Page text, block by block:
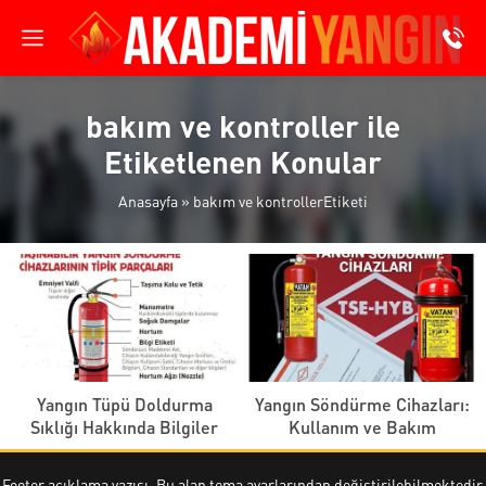
bakım ve kontroller ile
Etiketlenen Konular
Anasayfa » bakım ve kontrollerEtiketi
Yangın Tüpü Doldurma
Sıklığı Hakkında Bilgiler
Yangın Söndürme Cihazları:
Kullanım ve Bakım